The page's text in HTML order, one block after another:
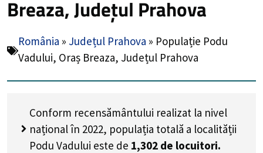
Breaza, Județul Prahova
România » Județul Prahova » Populație Podu
Vadului, Oraș Breaza, Județul Prahova
Conform recensământului realizat la nivel
național în 2022, populația totală a localității
Podu Vadului este de 1,302 de locuitori.